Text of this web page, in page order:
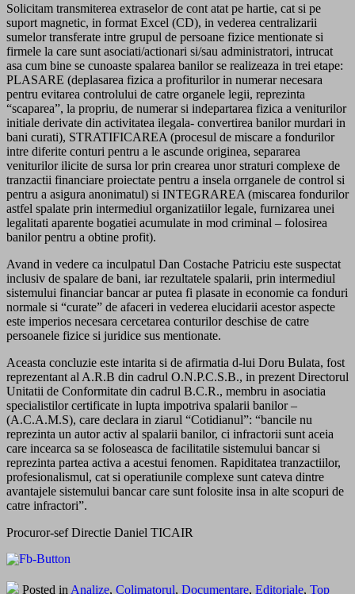
Solicitam transmiterea extraselor de cont atat pe hartie, cat si pe
suport magnetic, in format Excel (CD), in vederea centralizarii
sumelor transferate intre grupul de persoane fizice mentionate si
firmele la care sunt asociati/actionari si/sau administratori, intrucat
asa cum bine se cunoaste spalarea banilor se realizeaza in trei etape:
PLASARE (deplasarea fizica a profiturilor in numerar necesara
pentru evitarea controlului de catre organele legii, reprezinta
“scaparea”, la propriu, de numerar si indepartarea fizica a veniturilor
initiale derivate din activitatea ilegala- convertirea banilor murdari in
bani curati), STRATIFICAREA (procesul de miscare a fondurilor
intre diferite conturi pentru a le ascunde originea, separarea
veniturilor ilicite de sursa lor prin crearea unor straturi complexe de
tranzactii financiare proiectate pentru a insela orrganele de control si
pentru a asigura anonimatul) si INTEGRAREA (miscarea fondurilor
astfel spalate prin intermediul organizatiilor legale, furnizarea unei
legalitati aparente bogatiei acumulate in mod criminal – folosirea
banilor pentru a obtine profit).
Avand in vedere ca inculpatul Dan Costache Patriciu este suspectat
inclusiv de spalare de bani, iar rezultatele spalarii, prin intermediul
sistemului financiar bancar ar putea fi plasate in economie ca fonduri
normale si “curate” de afaceri in vederea elucidarii acestor aspecte
este imperios necesara cercetarea conturilor deschise de catre
persoanele fizice si juridice sus mentionate.
Aceasta concluzie este intarita si de afirmatia d-lui Doru Bulata, fost
reprezentant al A.R.B din cadrul O.N.P.C.S.B., in prezent Directorul
Unitatii de Conformitate din cadrul B.C.R., membru in asociatia
specialistilor certificate in lupta impotriva spalarii banilor –
(A.C.A.M.S), care declara in ziarul “Cotidianul”: “bancile nu
reprezinta un autor activ al spalarii banilor, ci infractorii sunt aceia
care incearca sa se foloseasca de facilitatile sistemului bancar si
reprezinta partea activa a acestui fenomen. Rapiditatea tranzactiilor,
profesionalismul, cat si operatiunile complexe sunt cateva dintre
avantajele sistemului bancar care sunt folosite insa in alte scopuri de
catre infractori”.
Procuror-sef Directie Daniel TICAIR
Posted in Analize, Colimatorul, Documentare, Editoriale, Top